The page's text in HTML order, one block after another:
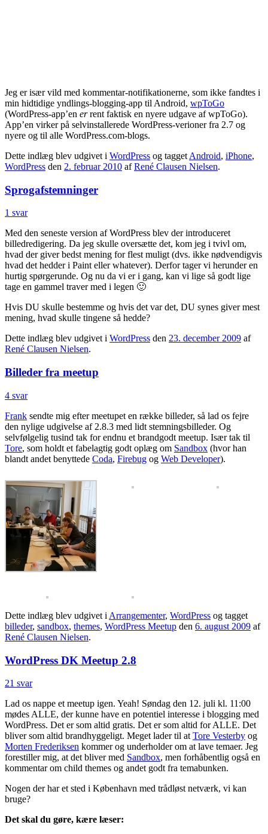
Jeg er især vild med kommentar-notifikationerne, som ikke fandtes i
min hidtidige yndlings-blogging-app til Android, wpToGo
(WordPress-app’en errent faktisk en nyere udgave af wpToGo).
App’en virker på selvinstallerede WordPress-verioner fra 2.7 og
nyere og til alle WordPress.com-blogs.
Dette indlæg blev udgivet i WordPress og tagget Android, iPhone,
WordPress den 2. februar 2010 afRené Clausen Nielsen.
Sprogafstemninger
1 svar
Med den seneste version af WordPress blev der introduceret
billedredigering. Da jeg skulle oversætte det, kom jeg i tvivl om,
hvad der giver bedst mening for flest muligt (dvs. ikke nødvendigvis
hvad det hedder i Paint eller whatever). Derfor tager vi herunder en
hurtig spørgerunde. Og nu da vi er i gang, kan vi lige så godt lige
tage en gammel traver med i legen 🙂
Hvis DU skulle bestemme og hvis det var det, DU synes giver mest
mening, hvad skulle tingene så hedde?
Dette indlæg blev udgivet i WordPress den 23. december 2009 af
René Clausen Nielsen.
Billeder fra meetup
4 svar
Frank sendte mig efter meetupet en række billeder, så lad os fejre
den nylige udgivelse af 2.8.3 med lidt stemningsbilleder. Og
selvfølgelig tusind tak for endnu et brandgodt meetup. Især tak til
Tore, som holdt et fabelagtig godt oplæg om Sandbox (hvor han
blandt andet benyttede Coda, Firebug og Web Developer).
Dette indlæg blev udgivet i Arrangementer, WordPress og tagget
billeder, sandbox, themes, WordPress Meetup den 6. august 2009 af
René Clausen Nielsen.
WordPress DK Meetup 2.8
21 svar
Lad os nappe et meetup igen. Yeah! Søndag den 12. juli kl. 11:00
mødes ALLE, der kunne have en potentiel interesse i blogging med
WordPress. Det er som altid gratis. Det er som altid for ALLE. Det
bliver som altid brandhyggeligt. Meget lader til at Tore Vesterby og
Morten Frederiksen kommer og underholder om at lave temaer. Jeg
forestiller mig, at det bliver med Sandbox, men forhåbentlig også en
kommentar om child themes og andet godt fra temabunken.
Nogen der har et sted i København med trådløst netværk, vi kan
bruge?
Det skal du gøre, kære læser: